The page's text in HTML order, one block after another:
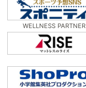
WELLNESS PARTNER